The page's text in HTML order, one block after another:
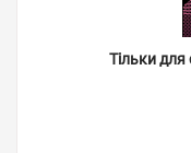
Тільки